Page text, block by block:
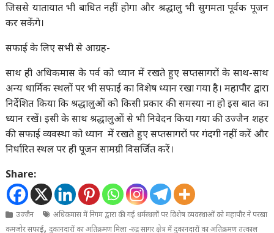
जिससे यातायात भी बाधित नहीं होगा और श्रद्धालु भी सुगमता पूर्वक पूजन
कर सकेंगे।
सफाई के लिए सभी से आग्रह-
साथ ही अधिकमास के पर्व को ध्यान में रखते हुए सप्तसागरों के साथ-साथ
अन्य धार्मिक स्थलों पर भी सफाई का विशेष ध्यान रखा गया है। महापौर द्वारा
निर्देशित किया कि श्रद्धालुओं को किसी प्रकार की समस्या ना हो इस बात का
ध्यान रखें। इसी के साथ श्रद्धालुओं से भी निवेदन किया गया की उज्जैन शहर
की सफाई व्यवस्था को ध्यान में रखते हुए सप्तसागरों पर गंदगी नहीं करें और
निर्धारित स्थल पर ही पूजन सामग्री विसर्जित करें।
Share:
उज्जैन
अधिकमास में निगम द्वारा की गई धर्मस्थलों पर विशेष व्यवस्थाओं को महापौर ने परखा
कमजोर सफाई,दुकानदारों का अतिक्रमण मिला -रुद्र सागर क्षेत्र में दुकानदारों का अतिक्रमण तत्काल